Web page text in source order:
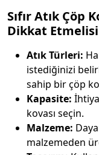
Sıfır Atık Çöp
Dikkat
Atık Türleri:
istediğinizi
sahip bir çöp
Kapasite:
kovası seçin.
Malzeme:
malzemeden